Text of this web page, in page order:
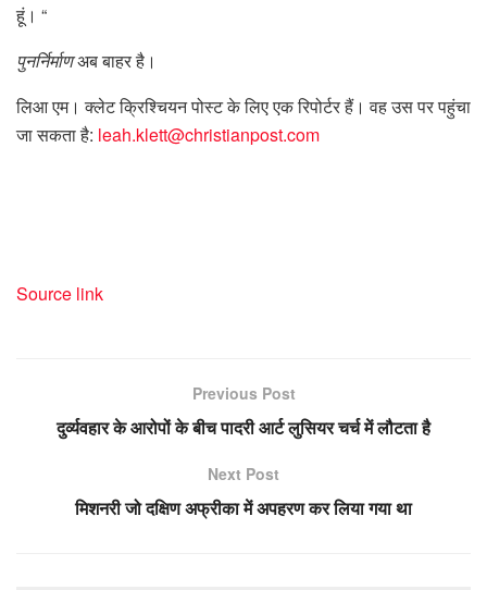
हूं। “
पुनर्निर्माणअब बाहर है।
लिआ एम। क्लेट क्रिश्चियन पोस्ट के लिए एक रिपोर्टर हैं। वह उस पर पहुंचा
जा सकता है: leah.klett@christianpost.com
Source link
Previous Post
दुर्व्यवहार के आरोपों के बीच पादरी आर्ट लुसियर चर्च में लौटता है
Next Post
मिशनरी जो दक्षिण अफ्रीका में अपहरण कर लिया गया था